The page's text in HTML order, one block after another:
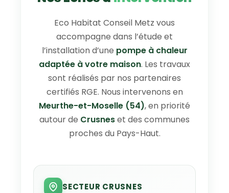
Eco Habitat Conseil Metz vous
accompagne dans l’étude et
l’installation d’une pompe à chaleur
adaptée à votre maison. Les travaux
sont réalisés par nos partenaires
certifiés RGE. Nous intervenons en
Meurthe-et-Moselle (54), en priorité
autour de Crusneset des communes
proches du Pays-Haut.
SECTEUR CRUSNES